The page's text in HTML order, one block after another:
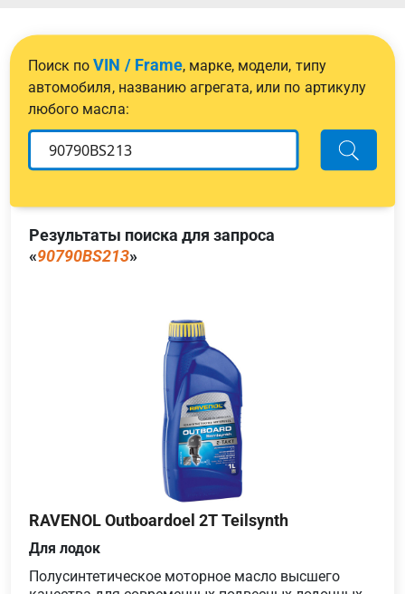
Поиск поVIN / Frame, марке, модели, типу
автомобиля, названию агрегата, или по артикулу
любого масла:
Результаты поиска для запроса
«90790BS213»
RAVENOL Outboardoel 2T Teilsynth
Для лодок
Полусинтетическое моторное масло высшего